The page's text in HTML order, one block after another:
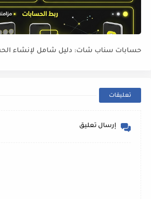
حسابات سناب شات: دليل شامل لإنشاء
تعليقات
إرسال تعليق